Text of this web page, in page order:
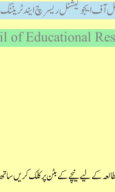
آف ایجوکیشنل ریسرچ ایند ٹریننگ
of Educational
کے لیے نیچے کے بٹن پر کلک کریں